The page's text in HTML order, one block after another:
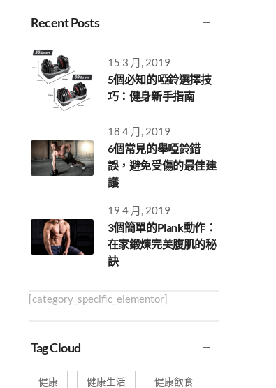
Recent Posts
15 3 月, 2019
5個必知的啞鈴選擇技
巧：健身新手指南
18 4 月, 2019
6個常見的舉啞鈴錯
誤，避免受傷的最佳建
議
19 4 月, 2019
3個簡單的Plank動作：
在家鍛煉完美腹肌的秘
訣
[category_specific_elementor]
Tag Cloud
健康 健康生活 健康飲食